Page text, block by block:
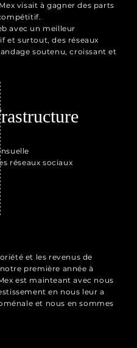
visait à gagner des parts
avec un meilleur
et surtout, des réseaux
soutenu, croissant et
réseaux sociaux
et les revenus de
première année à
est mainteant avec nous
en nous leur a
et nous en sommes